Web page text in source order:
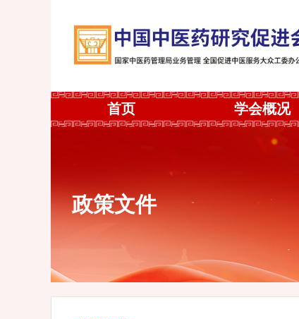
首页 学会概况
政策文件